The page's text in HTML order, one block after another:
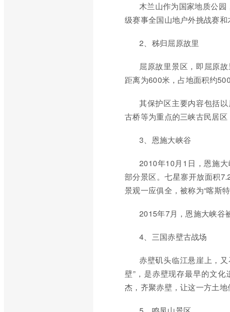
木兰山作为国家地质公
级赛事全国山地户外挑战赛和
2、秭归屈原故里
屈原故里景区，即屈原
距离为600米，占地面积约
其保护区主要内容包括
古桥等为重点的三峡古民居区
3、恩施大峡谷
2010年10月1日，恩施
部分景区。七星寨开放面积
景观一应俱全，被称为“喀斯
2015年7月，恩施大峡谷
4、三国赤壁古战场
赤壁矶头临江悬崖上，
壁”，是赤壁现存最早的文
杰，齐聚赤壁，让这一方土